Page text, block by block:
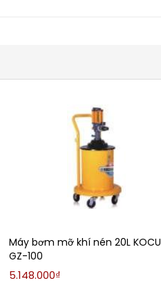
Máy bơm mỡ khí nén 20L KOCU
GZ-100
5.148.000₫